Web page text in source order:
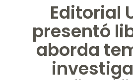
Editorial
presentó
aborda